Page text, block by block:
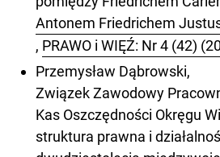
Antonem Friedrichem
, PRAWO i WIĘŹ: Nr 4 (42)
Przemysław Dąbrowski,
Związek Zawodowy
Kas Oszczędności Okręgu
struktura prawna i